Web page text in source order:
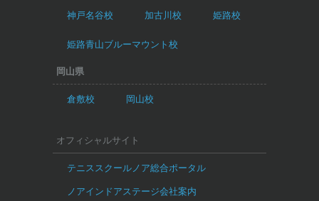
神戸名谷校 加古川校 姫路校
姫路青山ブルーマウント校
岡山県
倉敷校 岡山校
オフィシャルサイト
テニススクールノア総合ポータル
ノアインドアステージ会社案内